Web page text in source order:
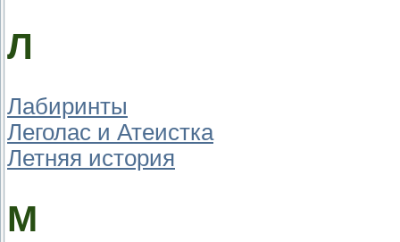
Л
Лабиринты
Леголас и Атеистка
Летняя история
М